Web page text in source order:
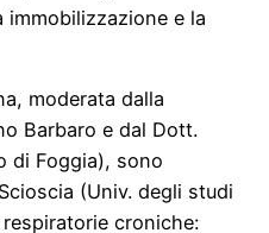
immobilizzazione e la
moderata dalla
Barbaro e dal Dott.
di Foggia), sono
(Univ. degli studi
croniche: